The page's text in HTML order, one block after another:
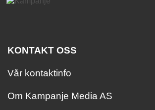
KONTAKT OSS
Vår kontaktinfo
Om Kampanje Media AS